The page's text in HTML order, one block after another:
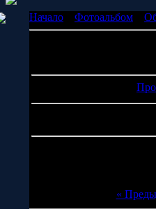
Начало Фотоальбом
«